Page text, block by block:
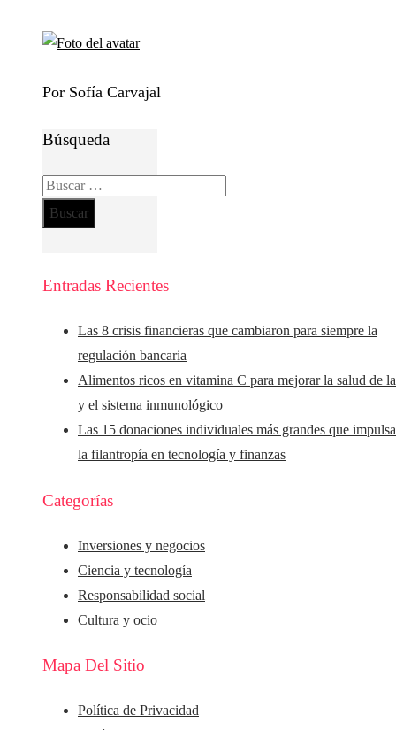
Por Sofía Carvajal
Búsqueda
Buscar:
Entradas Recientes
Las 8 crisis financieras que cambiaron para siempre la
regulación bancaria
Alimentos ricos en vitamina C para mejorar la salud de
y el sistema inmunológico
Las 15 donaciones individuales más grandes que
la filantropía en tecnología y finanzas
Categorías
Inversiones y negocios
Ciencia y tecnología
Responsabilidad social
Cultura y ocio
Mapa Del Sitio
Política de Privacidad